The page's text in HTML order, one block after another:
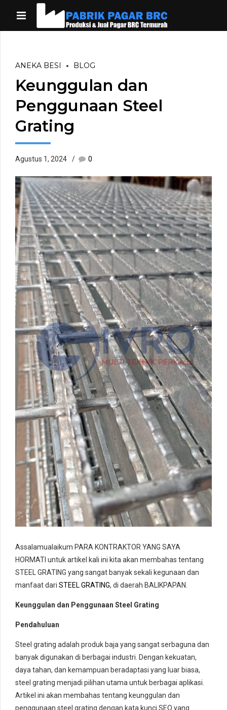
ANEKA BESI BLOG
Keunggulan dan
Penggunaan Steel
Grating
Agustus 1, 2024 0
Assalamualaikum PARA KONTRAKTOR YANG SAYA
HORMATI untuk artikel kali ini kita akan membahas tentang
STEEL GRATING yang sangat banyak sekali kegunaan dan
manfaat dari STEEL GRATING, di daerah BALIKPAPAN.
Keunggulan dan Penggunaan Steel Grating
Pendahuluan
Steel grating adalah produk baja yang sangat serbaguna dan
banyak digunakan di berbagai industri. Dengan kekuatan,
daya tahan, dan kemampuan beradaptasi yang luar biasa,
steel grating menjadi pilihan utama untuk berbagai aplikasi.
Artikel ini akan membahas tentang keunggulan dan
penggunaan steel grating dengan kata kunci SEO yang